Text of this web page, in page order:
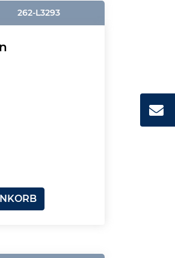
262-L3293